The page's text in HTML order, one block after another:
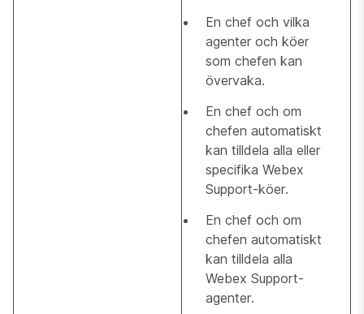
En chef och vilka
agenter och köer
som chefen kan
övervaka.
En chef och om
chefen automatiskt
kan tilldela alla eller
specifika Webex
Support-köer.
En chef och om
chefen automatiskt
kan tilldela alla
Webex Support-
agenter.